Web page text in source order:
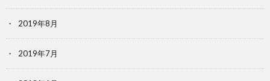
2019年8月
2019年7月